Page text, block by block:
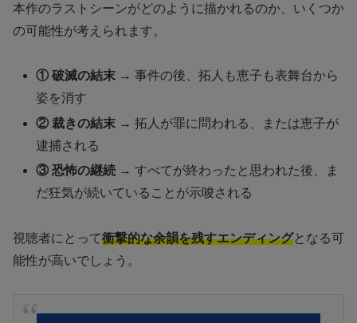
本作のラストシーンがどのように描かれるのか、いくつか
の可能性が考えられます。
① 破滅の結末 → 事件の後、拓人も恵子も表舞台から
姿を消す
② 裁きの結末 → 拓人が罪に問われる、または恵子が
逮捕される
③ 恐怖の継続 → すべてが終わったと思われた後、ま
だ狂気が続いていることが示唆される
視聴者にとって衝撃的な余韻を残すエンディングとなる可
能性が高いでしょう。